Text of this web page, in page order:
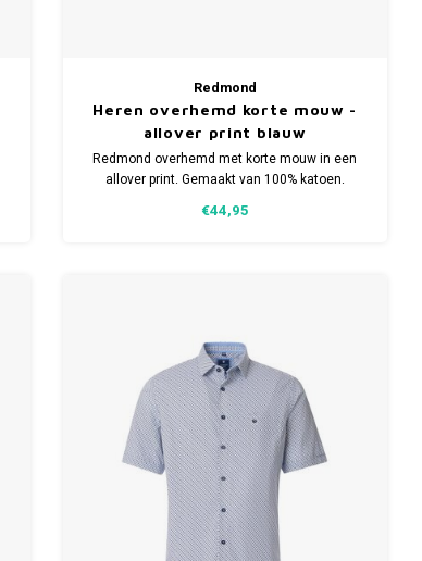
Redmond
Heren overhemd korte mouw -
allover print blauw
Redmond overhemd met korte mouw in een
allover print. Gemaakt van 100% katoen.
maten.
€44,95